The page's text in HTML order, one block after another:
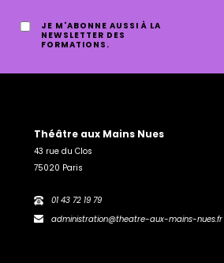
JE M'ABONNE AUSSI À LA
NEWSLETTER DES
FORMATIONS.
Théâtre aux Mains Nues
43 rue du Clos
75020 Paris
01 43 72 19 79
administration@theatre-aux-mains-nues.fr